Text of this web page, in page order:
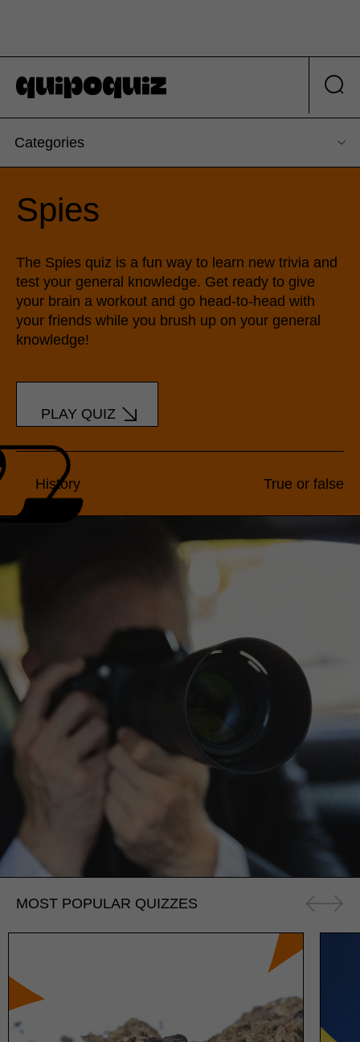
Categories
Spies
The Spies quiz is a fun way to learn new trivia and
test your general knowledge. Get ready to give
your brain a workout and go head-to-head with
your friends while you brush up on your general
knowledge!
PLAY QUIZ
History True or false
MOST POPULAR QUIZZES